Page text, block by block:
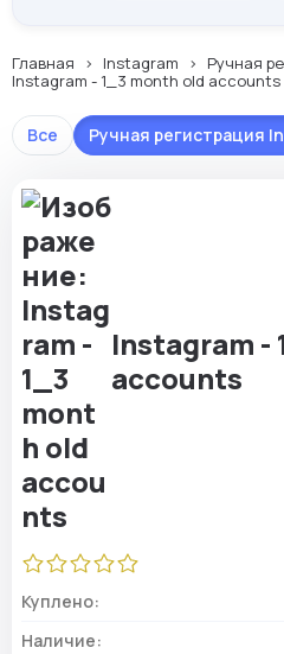
Главная Instagram
Ручная
Instagram - 1_3 month old accounts
Все Ручная регистрация
Instagram -
accounts
Куплено:
Наличие: